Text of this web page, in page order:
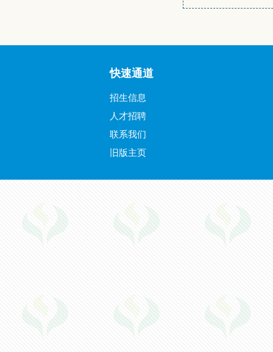
快速通道
招生信息
人才招聘
联系我们
旧版主页